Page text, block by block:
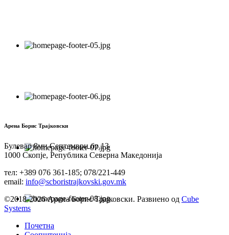
Арена Борис Трајковски
Булевар 8ми Септември бр.13
1000 Скопје, Република Северна Македонија
тел: +389 076 361-185; 078/221-449
email: info@scboristrajkovski.gov.mk
©2018-2026 Арена Борис Трајковски. Развиено од Cube
Systems
Почетна